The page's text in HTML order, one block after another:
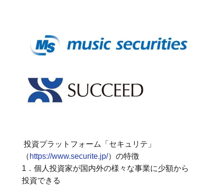
投資プラットフォーム「セキュリテ」
（ https://www.securite.jp/）の特徴
1．個人投資家が国内外の様々な事業に少額から
投資できる